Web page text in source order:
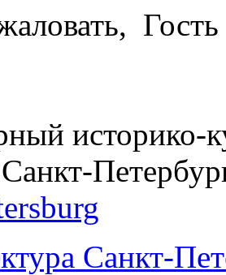
Гость
историко-
Санкт-